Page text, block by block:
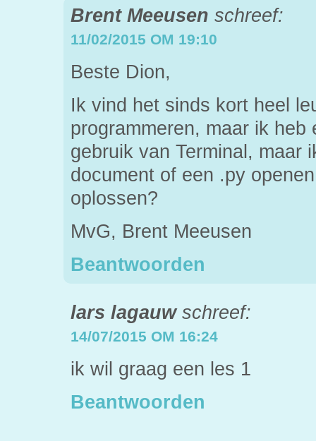
Brent Meeusen schreef:
11/02/2015 OM 19:10
Beste Dion,
Ik vind het sinds kort heel
programmeren, maar ik heb
gebruik van Terminal, maar
document of een .py
oplossen?
MvG, Brent Meeusen
Beantwoorden
lars lagauw schreef:
14/07/2015 OM 16:24
ik wil graag een les 1
Beantwoorden